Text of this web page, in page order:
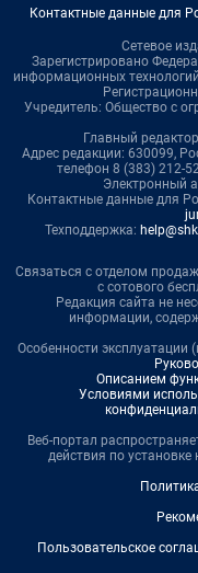
Контактные данные для
Сетевое
Зарегистрировано
информационных
Учредитель: Общество с
Главный
Адрес редакции: 630099,
телефон 8 (383) 212-
Электронный
Контактные данные для
Техподдержка:
Связаться с отделом
с сотового
Редакция сайта не
информации,
Особенности эксплуатации
Описанием
Условиями
Веб-портал
действия по
Пользовательское